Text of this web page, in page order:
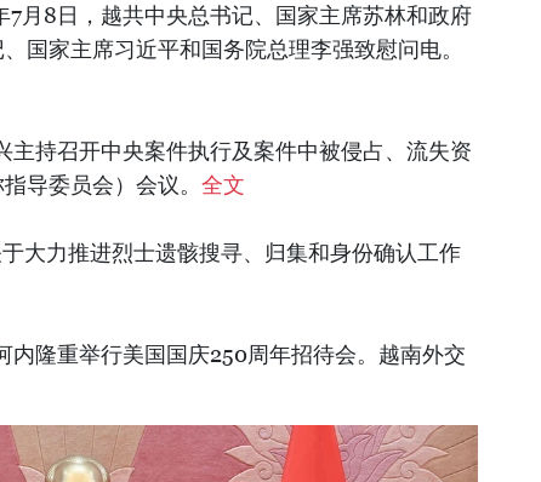
月8日，越共中央总书记、国家主席苏林和政府
国家主席习近平和国务院总理李强致慰问电。
主持召开中央案件执行及案件中被侵占、流失资
导委员会）会议。 全文
大力推进烈士遗骸搜寻、归集和身份确认工作
内隆重举行美国国庆250周年招待会。越南外交